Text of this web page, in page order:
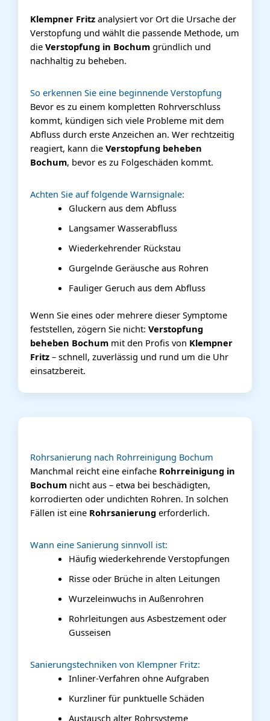
Klempner Fritz analysiert vor Ort die Ursache der
Verstopfung und wählt die passende Methode, um
die Verstopfung in Bochum gründlich und
nachhaltig zu beheben.
So erkennen Sie eine beginnende Verstopfung
Bevor es zu einem kompletten Rohrverschluss
kommt, kündigen sich viele Probleme mit dem
Abfluss durch erste Anzeichen an. Wer rechtzeitig
reagiert, kann die Verstopfung beheben
Bochum, bevor es zu Folgeschäden kommt.
Achten Sie auf folgende Warnsignale:
Gluckern aus dem Abfluss
Langsamer Wasserabfluss
Wiederkehrender Rückstau
Gurgelnde Geräusche aus Rohren
Fauliger Geruch aus dem Abfluss
Wenn Sie eines oder mehrere dieser Symptome
feststellen, zögern Sie nicht: Verstopfung
beheben Bochum mit den Profis von Klempner
Fritz – schnell, zuverlässig und rund um die Uhr
einsatzbereit.
Rohrsanierung nach Rohrreinigung Bochum
Manchmal reicht eine einfache Rohrreinigung in
Bochum nicht aus – etwa bei beschädigten,
korrodierten oder undichten Rohren. In solchen
Fällen ist eine Rohrsanierung erforderlich.
Wann eine Sanierung sinnvoll ist:
Häufig wiederkehrende Verstopfungen
Risse oder Brüche in alten Leitungen
Wurzeleinwuchs in Außenrohren
Rohrleitungen aus Asbestzement oder
Gusseisen
Sanierungstechniken von Klempner Fritz:
Inliner-Verfahren ohne Aufgraben
Kurzliner für punktuelle Schäden
Austausch alter Rohrsysteme